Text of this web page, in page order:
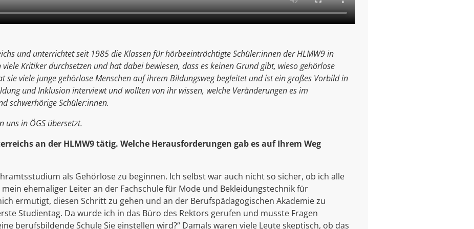
und unterrichtet seit 1985 die Klassen für hörbeeinträchtigte Schüler:innen der HLMW9 in
Kritiker durchsetzen und hat dabei bewiesen, dass es keinen Grund gibt, wieso gehörlose
viele junge gehörlose Menschen auf ihrem Bildungsweg begleitet und ist ein großes Vorbild in
und Inklusion interviewt und wollten von ihr wissen, welche Veränderungen es im
schwerhörige Schüler:innen.
uns in ÖGS übersetzt.
an der HLMW9 tätig. Welche Herausforderungen gab es auf Ihrem Weg
als Gehörlose zu beginnen. Ich selbst war auch nicht so sicher, ob ich alle
ehemaliger Leiter an der Fachschule für Mode und Bekleidungstechnik für
ermutigt, diesen Schritt zu gehen und an der Berufspädagogischen Akademie zu
Studientag. Da wurde ich in das Büro des Rektors gerufen und musste Fragen
berufsbildende Schule Sie einstellen wird?“ Damals waren viele Leute skeptisch, ob das